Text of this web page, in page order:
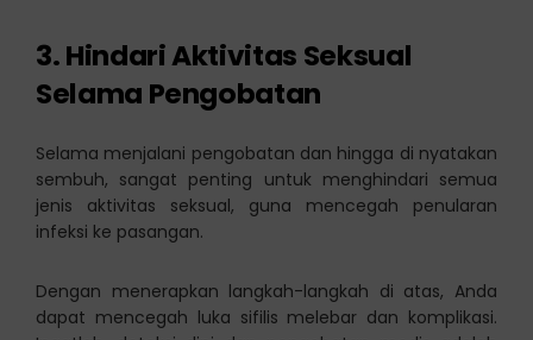
3. Hindari Aktivitas Seksual
Selama Pengobatan
Selama menjalani pengobatan dan hingga di nyatakan
sembuh, sangat penting untuk menghindari semua
jenis aktivitas seksual, guna mencegah penularan
infeksi ke pasangan.
Dengan menerapkan langkah-langkah di atas, Anda
dapat mencegah luka sifilis melebar dan komplikasi.